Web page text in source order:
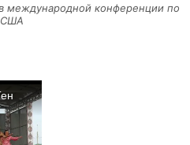
международной конференции по
США